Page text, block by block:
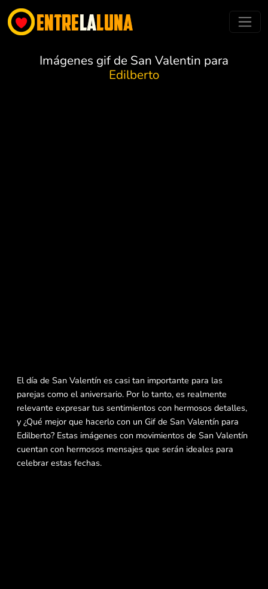
Imágenes gif de San Valentin para
Edilberto
El día de San Valentín es casi tan importante para las
parejas como el aniversario. Por lo tanto, es realmente
relevante expresar tus sentimientos con hermosos detalles,
y ¿Qué mejor que hacerlo con un Gif de San Valentín para
Edilberto? Estas imágenes con movimientos de San Valentín
cuentan con hermosos mensajes que serán ideales para
celebrar estas fechas.